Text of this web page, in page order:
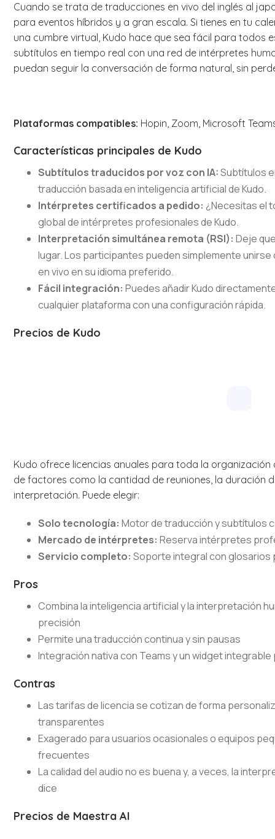
Cuando se trata de traducciones en vivo del inglés al
para eventos híbridos y a gran escala. Si tienes en tu
una cumbre virtual, Kudo hace que sea fácil para todos
subtítulos en tiempo real con una red de intérpretes
puedan seguir la conversación de forma natural, sin
Plataformas compatibles: Hopin, Zoom, Microsoft
Características principales de Kudo
Subtítulos traducidos por voz con IA:Subtítulos
traducción basada en inteligencia artificial de Kudo.
Intérpretes certificados a pedido: ¿Necesitas el
global de intérpretes profesionales de Kudo.
Interpretación simultánea remota (RSI):Deje
lugar. Los participantes pueden simplemente
en vivo en su idioma preferido.
Fácil integración:Puedes añadir Kudo
cualquier plataforma con una configuración rápida.
Precios de Kudo
Kudo ofrece licencias anuales para toda la
de factores como la cantidad de reuniones, la duración
interpretación. Puede elegir:
Solo tecnología:Motor de traducción y subtítulos
Mercado de intérpretes:Reserva intérpretes
Servicio completo: Soporte integral con
Pros
Combina la inteligencia artificial y la interpretación
precisión
Permite una traducción continua y sin pausas
Integración nativa con Teams y un widget
Contras
Las tarifas de licencia se cotizan de forma
transparentes
Exagerado para usuarios ocasionales o equipos
frecuentes
La calidad del audio no es buena y, a veces, la
dice
Precios de Maestra AI